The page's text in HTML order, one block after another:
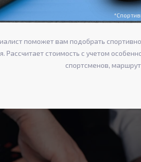
поможет вам подобрать
Рассчитает стоимость с учетом
спортсменов,